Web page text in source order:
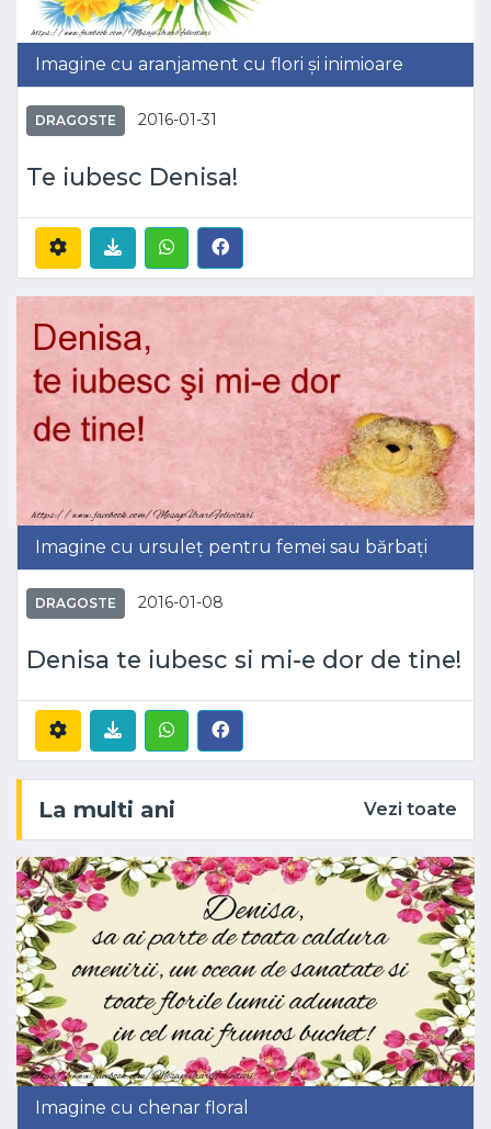
Imagine cu aranjament cu flori și inimioare
DRAGOSTE 2016-01-31
Te iubesc Denisa!
Imagine cu ursuleț pentru femei sau bărbați
DRAGOSTE 2016-01-08
Denisa te iubesc si mi-e dor de tine!
La multi ani Vezi toate
Imagine cu chenar floral